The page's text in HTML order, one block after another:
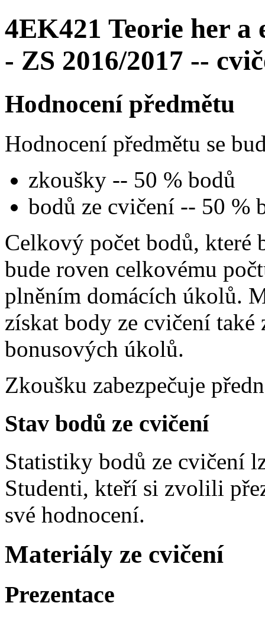
4EK421 Teorie her a
- ZS 2016/2017 --
Hodnocení předmětu
Hodnocení předmětu se
zkoušky -- 50 % bodů
bodů ze cvičení -- 50 %
Celkový počet bodů, které
bude roven celkovému
plněním domácích úkolů.
získat body ze cvičení
bonusových úkolů.
Zkoušku zabezpečuje
Stav bodů ze cvičení
Statistiky bodů ze cvičení
Studenti, kteří si zvolili
své hodnocení.
Materiály ze cvičení
Prezentace